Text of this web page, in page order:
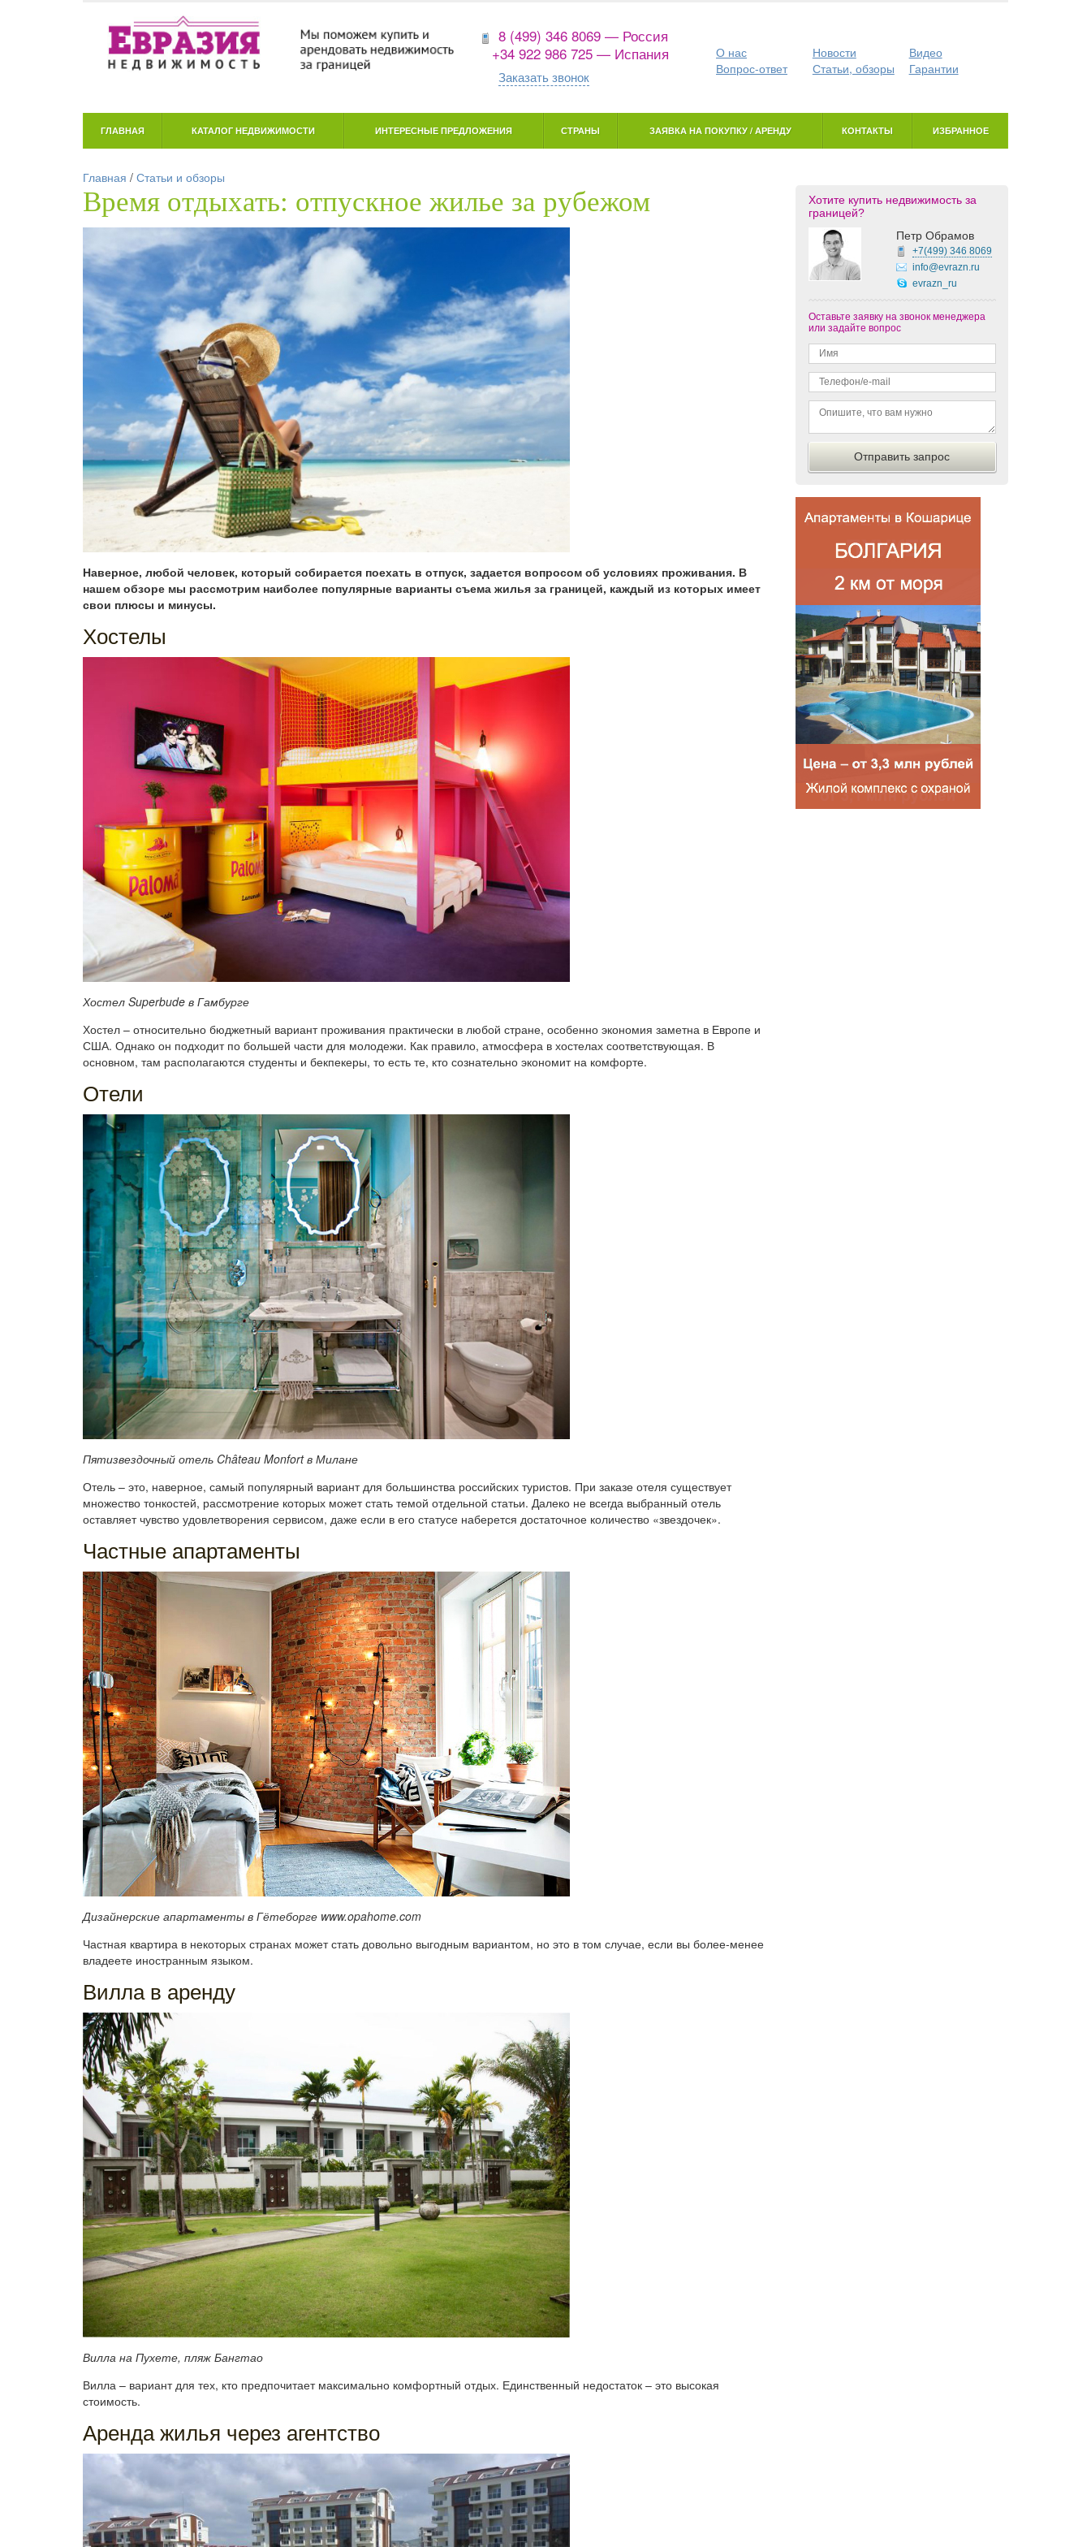
8 (499) 346 8069 — Россия
+34 922 986 725 — Испания
Заказать звонок
О нас Новости
Видео
Вопрос-ответ
Статьи, обзоры Гарантии
ГЛАВНАЯ КАТАЛОГ НЕДВИЖИМОСТИ ИНТЕРЕСНЫЕ ПРЕДЛОЖЕНИЯ СТРАНЫ ЗАЯВКА НА ПОКУПКУ / АРЕНДУ КОНТАКТЫ ИЗБРАННОЕ
Главная / Статьи и обзоры
Время отдыхать: отпускное жилье за рубежом
Наверное, любой человек, который собирается поехать в отпуск, задается вопросом об условиях проживания. В
нашем обзоре мы рассмотрим наиболее популярные варианты съема жилья за границей, каждый из которых имеет
свои плюсы и минусы.
Хостелы
Хостел Superbude в Гамбурге
Хостел – относительно бюджетный вариант проживания практически в любой стране, особенно экономия заметна в Европе и
США. Однако он подходит по большей части для молодежи. Как правило, атмосфера в хостелах соответствующая. В
основном, там располагаются студенты и бекпекеры, то есть те, кто сознательно экономит на комфорте.
Отели
Пятизвездочный отель Château Monfort в Милане
Отель – это, наверное, самый популярный вариант для большинства российских туристов. При заказе отеля существует
множество тонкостей, рассмотрение которых может стать темой отдельной статьи. Далеко не всегда выбранный отель
оставляет чувство удовлетворения сервисом, даже если в его статусе наберется достаточное количество «звездочек».
Частные апартаменты
Дизайнерские апартаменты в Гётеборге www.opahome.com
Частная квартира в некоторых странах может стать довольно выгодным вариантом, но это в том случае, если вы более-менее
владеете иностранным языком.
Вилла в аренду
Вилла на Пухете, пляж Бангтао
Вилла – вариант для тех, кто предпочитает максимально комфортный отдых. Единственный недостаток – это высокая
стоимость.
Аренда жилья через агентство
Хотите купить недвижимость за
границей?
Петр Обрамов
+7(499)346 8069
info@evrazn.ru
evrazn_ru
Оставьте заявку на звонок менеджера
или задайте вопрос